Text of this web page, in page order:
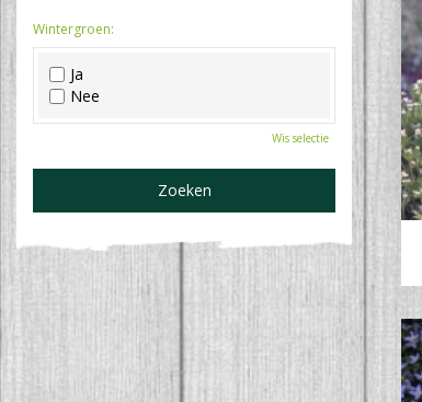
Roze
Wit
Zwart
Wintergroen:
Ja
Nee
Wis selectie